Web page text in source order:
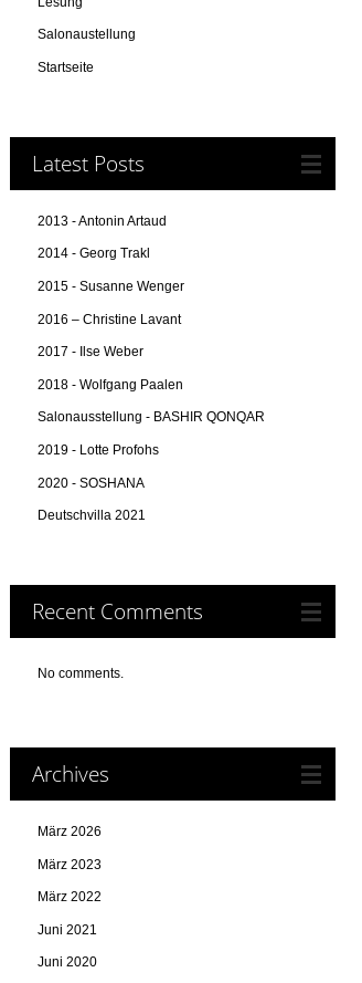
Salonaustellung
Startseite
Latest Posts
2013 - Antonin Artaud
2014 - Georg Trakl
2015 - Susanne Wenger
2016 – Christine Lavant
2017 - Ilse Weber
2018 - Wolfgang Paalen
Salonausstellung - BASHIR QONQAR
2019 - Lotte Profohs
2020 - SOSHANA
Deutschvilla 2021
Recent Comments
No comments.
Archives
März 2026
März 2023
März 2022
Juni 2021
Juni 2020